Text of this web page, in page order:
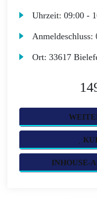
Uhrzeit:09:00 -
Anmeldeschluss:
Ort:33617
INHOUSE-